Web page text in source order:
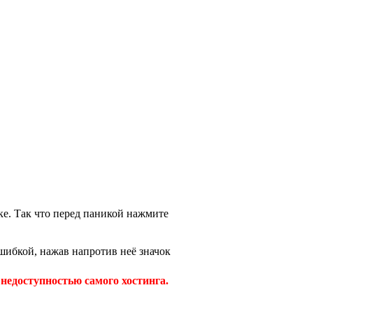
Так что перед паникой нажмите
нажав напротив неё значок
самого хостинга.